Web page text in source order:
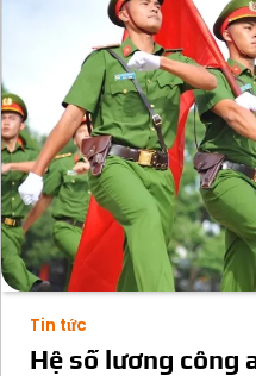
Tin tức
Hệ số lương công